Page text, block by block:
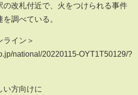
の改札付近で、火をつけられる事件
調べている。
ライン＞
national/20220115-OYT1T50129/?
い方向けに